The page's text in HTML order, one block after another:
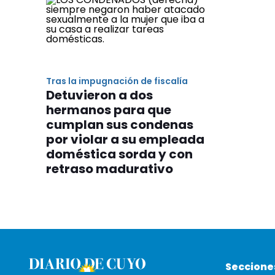
Tras la impugnación de fiscalía
Detuvieron a dos
hermanos para que
cumplan sus condenas
por violar a su empleada
doméstica sorda y con
retraso madurativo